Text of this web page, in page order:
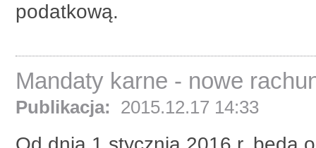
podatkową.
Mandaty karne - nowe
Publikacja: 2015.12.17 14:33